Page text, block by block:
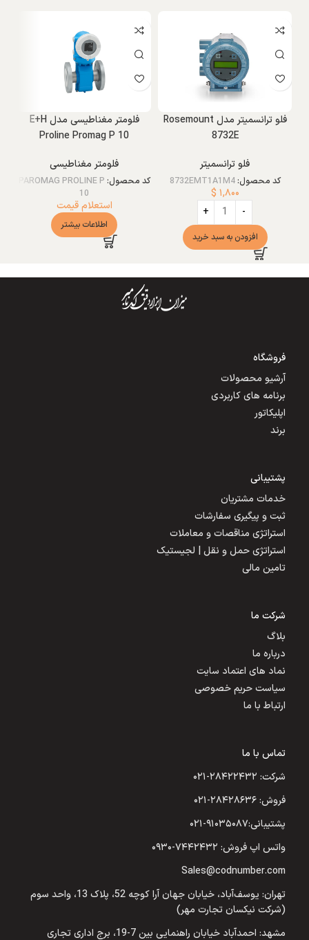
فلو ترانسمیتر مدل Rosemount
8732E
فلو ترانسمیتر
کد محصول:8732EMT1A1M4
$ ۱,۸۰۰
افزودن به سبد خرید
فلومتر مغناطیسی مدل E+H
Proline Promag P 10
فلومتر مغناطیسی
کد محصول: PAROMAG PROLINE P
10
استعلام قیمت
اطلاعات بیشتر
فروشگاه
آرشیو محصولات
برنامه های کاربردی
اپلیکاتور
برند
پشتیبانی
خدمات مشتریان
ثبت و پیگیری سفارشات
استراتژی مناقصات و معاملات
استراتژی حمل و نقل | لجیستیک
تامین مالی
شرکت ما
بلاگ
درباره ما
نماد های اعتماد سایت
سیاست حریم خصوصی
ارتباط با ما
تماس با ما
شرکت: ۲۸۴۲۲۴۳۲-۰۲۱
فروش: ۲۸۴۲۸۶۳۶-۰۲۱
پشتیبانی:۹۱۰۳۵۰۸۷-۰۲۱
واتس اپ فروش: ۷۴۴۲۴۳۲-۰۹۳۰
Sales@codnumber.com
تهران: یوسف‌آباد، خیابان جهان آرا کوچه 52، پلاک 13، واحد سوم
(شرکت نیکسان تجارت مهر)
مشهد: احمدآباد خیابان راهنمایی بین 7-19، برج اداری تجاری